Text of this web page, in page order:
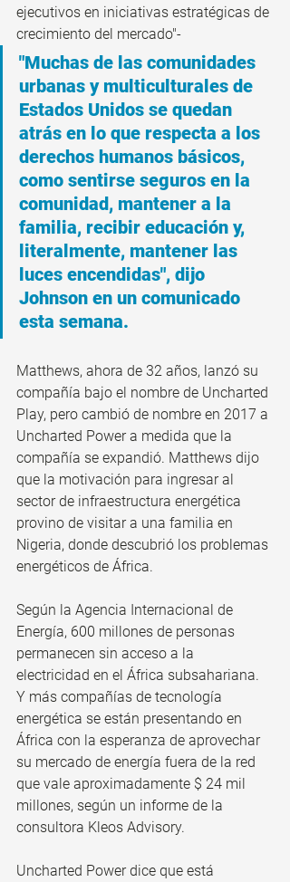
ejecutivos en iniciativas estratégicas de
crecimiento del mercado"-
"Muchas de las comunidades
urbanas y multiculturales de
Estados Unidos se quedan
atrás en lo que respecta a los
derechos humanos básicos,
como sentirse seguros en la
comunidad, mantener a la
familia, recibir educación y,
literalmente, mantener las
luces encendidas", dijo
Johnson en un comunicado
esta semana.
Matthews, ahora de 32 años, lanzó su
compañía bajo el nombre de Uncharted
Play, pero cambió de nombre en 2017 a
Uncharted Power a medida que la
compañía se expandió. Matthews dijo
que la motivación para ingresar al
sector de infraestructura energética
provino de visitar a una familia en
Nigeria, donde descubrió los problemas
energéticos de África.
Según la Agencia Internacional de
Energía, 600 millones de personas
permanecen sin acceso a la
electricidad en el África subsahariana.
Y más compañías de tecnología
energética se están presentando en
África con la esperanza de aprovechar
su mercado de energía fuera de la red
que vale aproximadamente $ 24 mil
millones, según un informe de la
consultora Kleos Advisory.
Uncharted Power dice que está